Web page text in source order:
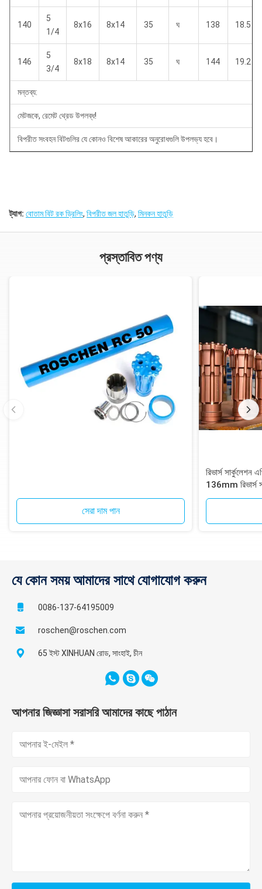
140
5
1/4
8x16 8x14 35 ঘ 138 18.5
146
5
3/4
8x18 8x14 35 ঘ 144 19.2
মন্তব্য:
মেটজকে, রেমেট থ্রেড উপলব্ধ!
বিপরীত সংবহন বিটগুলির যে কোনও বিশেষ আকারের অনুরোধগুলি উপলভ্য হবে।
ট্যাগ: বোতাম বিট রক ড্রিলিং, বিপরীত জল হাতুড়ি, মিনকন হাতুড়ি
প্রস্তাবিত পণ্য
সেরা দাম পান
রিভার্স
136mm রিভার্স
যে কোন সময় আমাদের সাথে যোগাযোগ করুন
0086-137-64195009
roschen@roschen.com
65 ইস্ট XINHUAN রোড, সাংহাই, চীন
আপনার জিজ্ঞাসা সরাসরি আমাদের কাছে পাঠান